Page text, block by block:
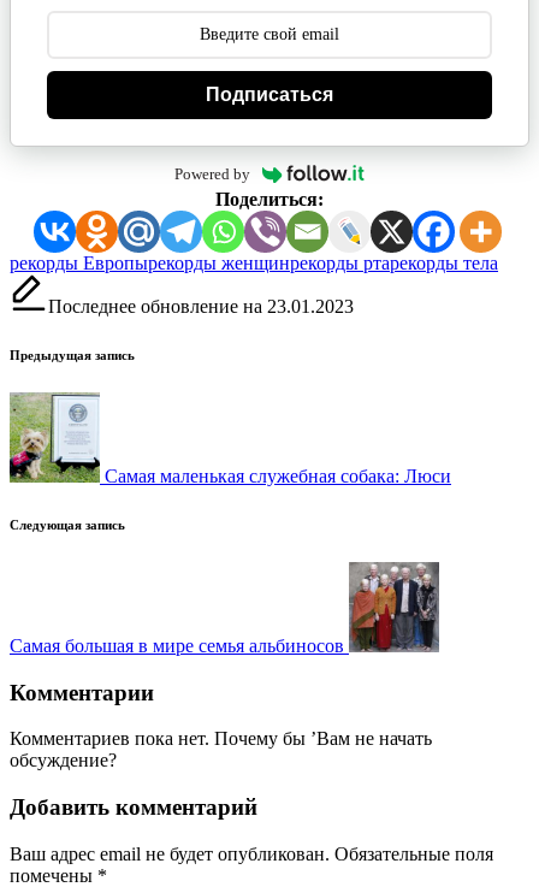
Подписаться
Powered by
Поделиться:
Метки:
рекорды Европырекорды женщинрекорды ртарекорды тела
Последнее обновление на 23.01.2023
Навигация
записи
Предыдущая запись
Самая маленькая служебная собака: Люси
Следующая запись
Самая большая в мире семья альбиносов
Комментарии
Комментариев пока нет. Почему бы ’Вам не начать
обсуждение?
Добавить комментарий
Ваш адрес email не будет опубликован. Обязательные поля
помечены *